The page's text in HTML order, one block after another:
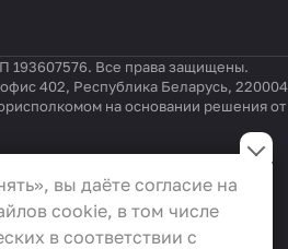
Все права защищены.
402, Республика Беларусь, 220004
на основании решения от
исполнительных и
месту государственной
уполномоченных рассматривать
17 323-41-58 ,
cookie
для
сайта и не
вы даёте согласие на
cookie, в том числе
в соответствии с